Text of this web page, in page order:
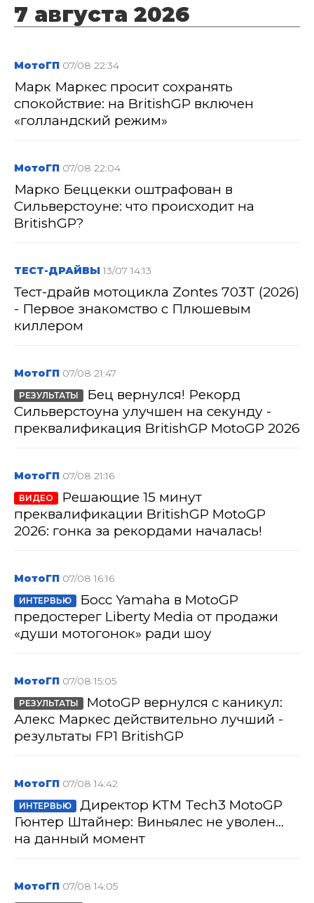
7 августа 2026
МотоГП 07/08 22:34
Марк Маркес просит сохранять
спокойствие: на BritishGP включен
«голландский режим»
МотоГП 07/08 22:04
Марко Беццекки оштрафован в
Сильверстоуне: что происходит на
BritishGP?
ТЕСТ-ДРАЙВЫ 13/07 14:13
Тест-драйв мотоцикла Zontes 703T (2026)
- Первое знакомство с Плюшевым
киллером
МотоГП 07/08 21:47
РЕЗУЛЬТАТЫ
Бец вернулся! Рекорд
Сильверстоуна улучшен на секунду -
преквалификация BritishGP MotoGP 2026
МотоГП 07/08 21:16
ВИДЕО
Решающие 15 минут
преквалификации BritishGP MotoGP
2026: гонка за рекордами началась!
МотоГП 07/08 16:16
ИНТЕРВЬЮ
Босс Yamaha в MotoGP
предостерег Liberty Media от продажи
«души мотогонок» ради шоу
МотоГП 07/08 15:05
РЕЗУЛЬТАТЫ
MotoGP вернулся с каникул:
Алекс Маркес действительно лучший -
результаты FP1 BritishGP
МотоГП 07/08 14:42
ИНТЕРВЬЮ
Директор KTM Tech3 MotoGP
Гюнтер Штайнер: Виньялес не уволен...
на данный момент
МотоГП 07/08 14:05